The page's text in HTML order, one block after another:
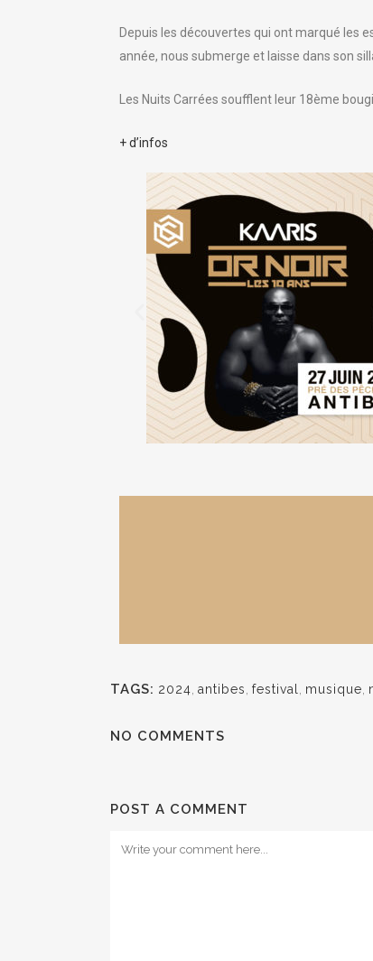
Depuis les découvertes qui ont marqué les
année, nous submerge et laisse dans son
Les Nuits Carrées soufflent leur 18ème
+ d’infos
TAGS: 2024 antibes festival musique
NO COMMENTS
POST A COMMENT